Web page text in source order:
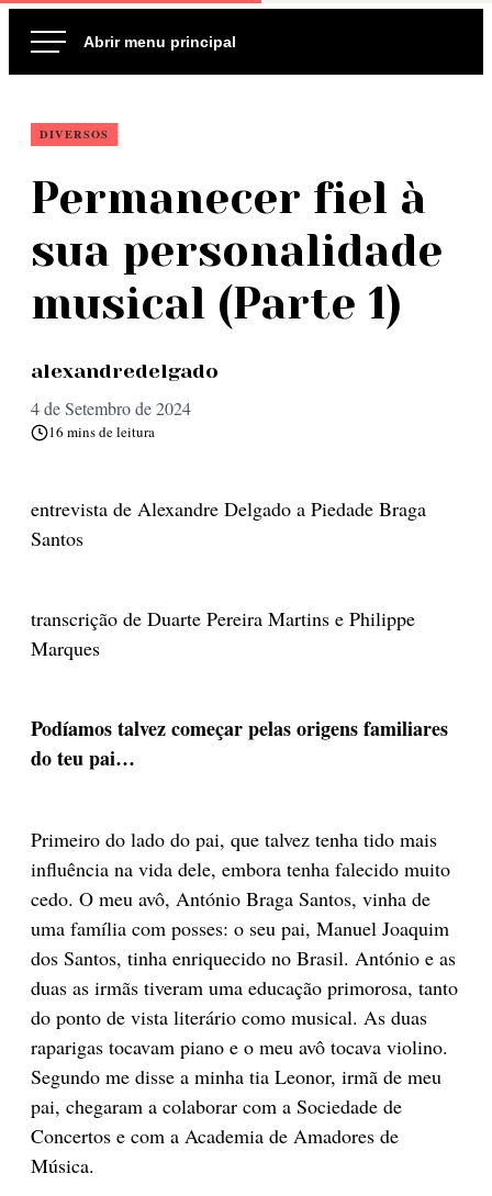
para
o
DIVERSOS
Permanecer fiel à
sua personalidade
musical (Parte 1)
alexandredelgado
4 de Setembro de 2024
16 mins de leitura
entrevista de Alexandre Delgado a Piedade Braga
Santos
transcrição de Duarte Pereira Martins e Philippe
Marques
Podíamos talvez começar pelas origens familiares
do teu pai…
Primeiro do lado do pai, que talvez tenha tido mais
influência na vida dele, embora tenha falecido muito
cedo. O meu avô, António Braga Santos, vinha de
uma família com posses: o seu pai, Manuel Joaquim
dos Santos, tinha enriquecido no Brasil. António e as
duas as irmãs tiveram uma educação primorosa, tanto
do ponto de vista literário como musical. As duas
raparigas tocavam piano e o meu avô tocava violino.
Segundo me disse a minha tia Leonor, irmã de meu
pai, chegaram a colaborar com a Sociedade de
Concertos e com a Academia de Amadores de
Música.